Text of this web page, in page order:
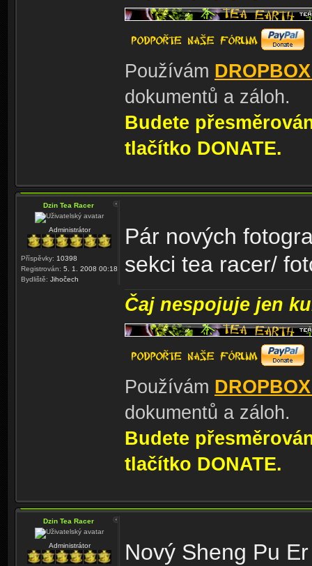
Používám
dokumentů a záloh.
Budete
tlačítko DONATE.
Dzin Tea Racer
Administrátor
Příspěvky: 10398
Registrován: 5. 1. 2008 00:18
Bydliště: Jihočech
Pár nových
sekci tea racer/
Čaj nespojuje jen
Používám
dokumentů a záloh.
Budete
tlačítko DONATE.
Dzin Tea Racer
Administrátor
Nový Sheng Pu